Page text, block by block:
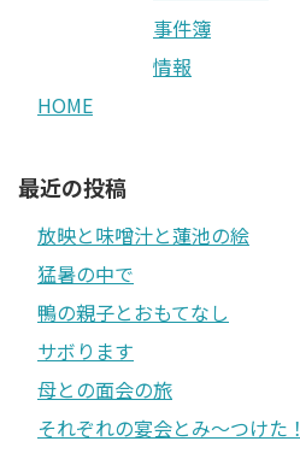
事件簿
情報
HOME
最近の投稿
放映と味噌汁と蓮池の絵
猛暑の中で
鴨の親子とおもてなし
サボります
母との面会の旅
それぞれの宴会とみ〜つけた！